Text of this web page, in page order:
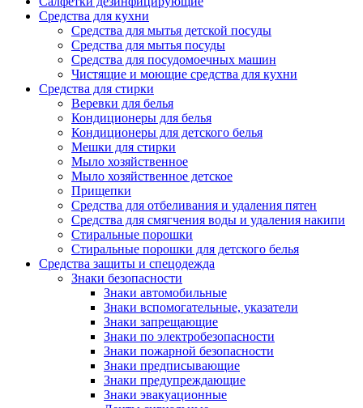
Средства для кухни
Средства для мытья детской посуды
Средства для мытья посуды
Средства для посудомоечных машин
Чистящие и моющие средства для кухни
Средства для стирки
Веревки для белья
Кондиционеры для белья
Кондиционеры для детского белья
Мешки для стирки
Мыло хозяйственное
Мыло хозяйственное детское
Прищепки
Средства для отбеливания и удаления пятен
Средства для смягчения воды и удаления накипи
Стиральные порошки
Стиральные порошки для детского белья
Средства защиты и спецодежда
Знаки безопасности
Знаки автомобильные
Знаки вспомогательные, указатели
Знаки запрещающие
Знаки по электробезопасности
Знаки пожарной безопасности
Знаки предписывающие
Знаки предупреждающие
Знаки эвакуационные